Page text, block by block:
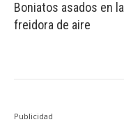
Boniatos asados en la
freidora de aire
Publicidad